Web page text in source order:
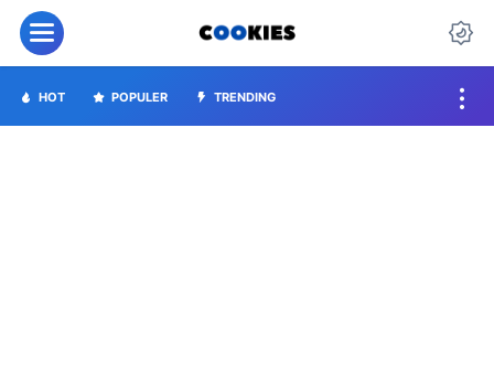
HOT POPULER TRENDING